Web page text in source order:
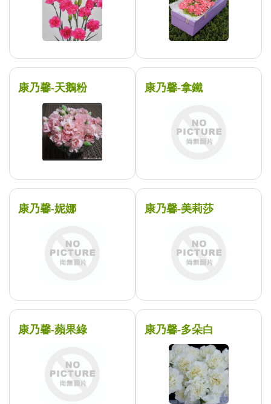
康乃馨-天鵝粉 康乃馨-拿鐵
康乃馨-妮娜 康乃馨-美莉莎
康乃馨-蘋果綠 康乃馨-多朵白